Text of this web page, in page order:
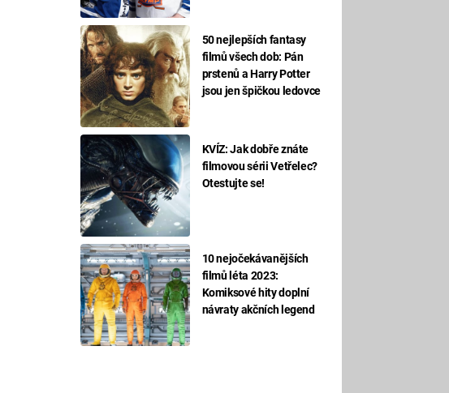
50 nejlepších fantasy
filmů všech dob: Pán
prstenů a Harry Potter
jsou jen špičkou ledovce
KVÍZ: Jak dobře znáte
filmovou sérii Vetřelec?
Otestujte se!
10 nejočekávanějších
filmů léta 2023:
Komiksové hity doplní
návraty akčních legend